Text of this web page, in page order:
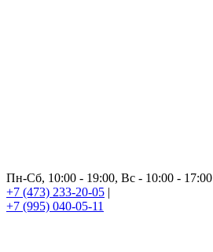
Пн-Сб, 10:00 - 19:00, Вс - 10:00 - 17:00
+7 (473) 233-20-05 |
+7 (995) 040-05-11